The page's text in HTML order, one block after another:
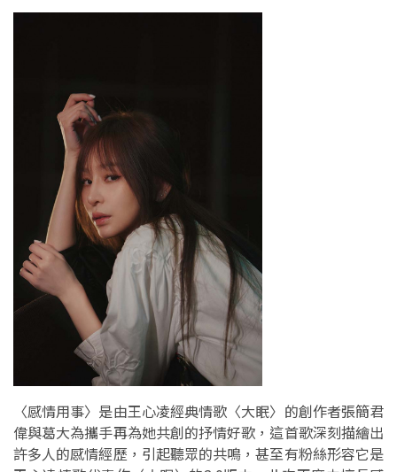
〈感情用事〉是由王心凌經典情歌〈大眠〉的創作者張簡君
偉與葛大為攜手再為她共創的抒情好歌，這首歌深刻描繪出
許多人的感情經歷，引起聽眾的共鳴，甚至有粉絲形容它是